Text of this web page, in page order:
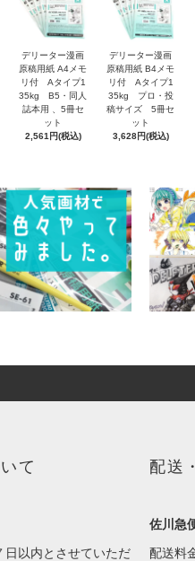
デリーター漫画
原稿用紙 A4メモ
リ付 Aタイプ1
35kg B5・同人
誌本用 、5冊セ
ット
2,561円(税込)
デリーター漫画
原稿用紙 B4メモ
リ付 Aタイプ1
35kg プロ・投
稿サイズ 5冊セ
ット
3,628円(税込)
て
日以内とさせていただ
配送
佐川急
配送料